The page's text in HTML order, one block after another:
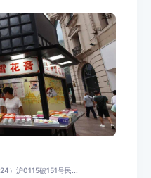
）沪0115破151号民...